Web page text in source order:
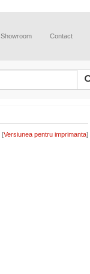
Showroom Contact
[ ]